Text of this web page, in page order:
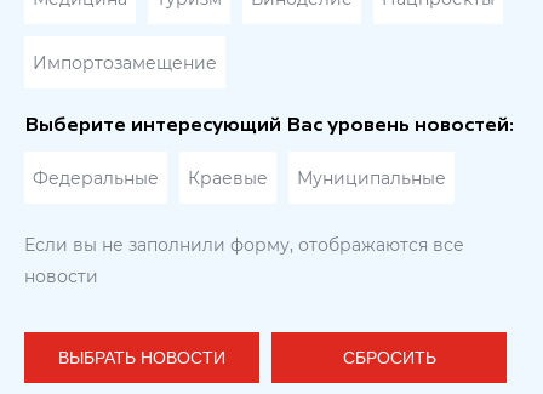
Импортозамещение
Выберите интересующий Вас уровень новостей:
Федеральные Краевые Муниципальные
Если вы не заполнили форму, отображаются все
новости
ВЫБРАТЬ НОВОСТИ СБРОСИТЬ